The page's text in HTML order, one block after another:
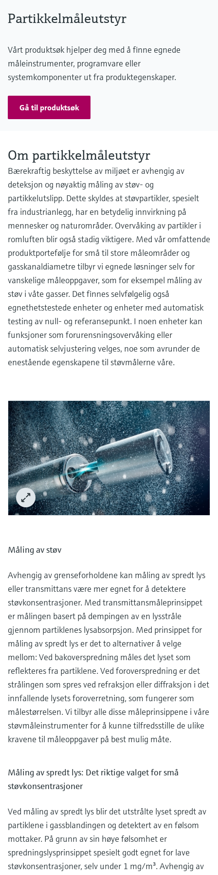
Extinction: 0 ... 0.045 / 0 ... 2
The measurement depends on measuring distance and dust
properties
Partikkelmåleutstyr
Vårt produktsøk hjelper deg med å finne egnede
måleinstrumenter, programvare eller
systemkomponenter ut fra produktegenskaper.
Gå til produktsøk
Om partikkelmåleutstyr
Bærekraftig beskyttelse av miljøet er avhengig av
deteksjon og nøyaktig måling av støv- og
partikkelutslipp. Dette skyldes at støvpartikler, spesielt
fra industrianlegg, har en betydelig innvirkning på
mennesker og naturområder. Overvåking av partikler i
romluften blir også stadig viktigere. Med vår omfattende
produktportefølje for små til store måleområder og
gasskanaldiametre tilbyr vi egnede løsninger selv for
vanskelige måleoppgaver, som for eksempel måling av
støv i våte gasser. Det finnes selvfølgelig også
egnethetstestede enheter og enheter med automatisk
testing av null- og referansepunkt. I noen enheter kan
funksjoner som forurensningsovervåking eller
automatisk selvjustering velges, noe som avrunder de
enestående egenskapene til støvmålerne våre.
Måling av støv
Avhengig av grenseforholdene kan måling av spredt lys
eller transmittans være mer egnet for å detektere
støvkonsentrasjoner. Med transmittansmåleprinsippet
er målingen basert på dempingen av en lysstråle
gjennom partiklenes lysabsorpsjon. Med prinsippet for
måling av spredt lys er det to alternativer å velge
mellom: Ved bakoverspredning måles det lyset som
reflekteres fra partiklene. Ved foroverspredning er det
strålingen som spres ved refraksjon eller diffraksjon i det
innfallende lysets foroverretning, som fungerer som
målestørrelsen. Vi tilbyr alle disse måleprinsippene i våre
støvmåleinstrumenter for å kunne tilfredsstille de ulike
kravene til måleoppgaver på best mulig måte.
Måling av spredt lys: Det riktige valget for små
støvkonsentrasjoner
Ved måling av spredt lys blir det utstrålte lyset spredt av
partiklene i gassblandingen og detektert av en følsom
mottaker. På grunn av sin høye følsomhet er
spredningslysprinsippet spesielt godt egnet for lave
støvkonsentrasjoner, selv under 1 mg/m³. Avhengig av